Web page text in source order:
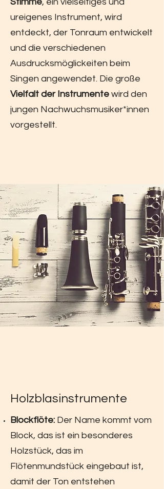
ureigenes Instrument, wird
entdeckt, der Tonraum entwickelt
und die verschiedenen
Ausdrucksmöglickeiten beim
Singen angewendet. Die große
Vielfalt der Instrumente wird den
jungen Nachwuchsmusiker*innen
vorgestellt.
Holzblasinstrumente
Blockflöte: Der Name kommt vom
Block, das ist ein besonderes
Holzstück, das im
Flötenmundstück eingebaut ist,
damit der Ton entstehen